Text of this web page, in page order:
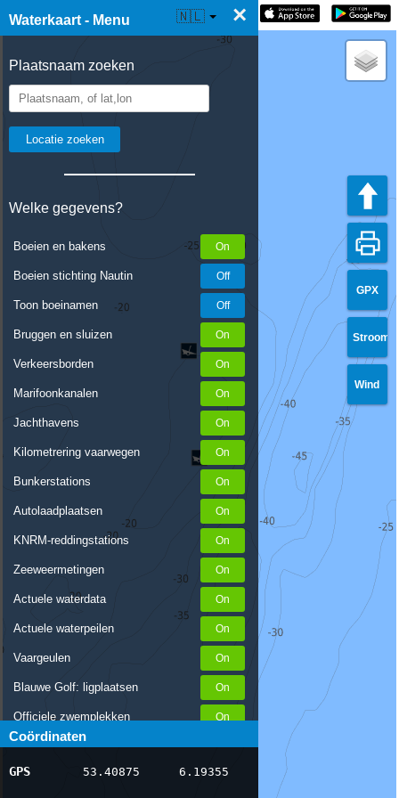
Waterkaart - Menu ×
Plaatsnaam zoeken
Welke gegevens?
Boeien en bakens
Boeien stichting Nautin
Toon boeinamen
Bruggen en sluizen
Verkeersborden
Marifoonkanalen
Jachthavens
Kilometrering vaarwegen
Bunkerstations
Autolaadplaatsen
KNRM-reddingstations
Zeeweermetingen
Actuele waterdata
Actuele waterpeilen
Vaargeulen
Blauwe Golf: ligplaatsen
Officiele zwemplekken
Stremmingen/hinder
AIS scheepsposities
Coördinaten
GPS 53.40875 6.19355
☰ Waterkaart Live 🇳🇱
GPX
Stroom
Wind